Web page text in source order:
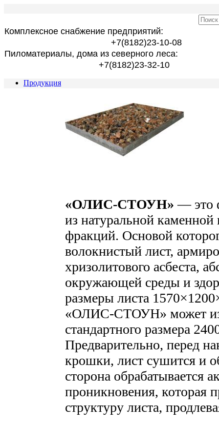
Комплексное снабжение предприятий:
+7(8182)23-10-08
Пиломатериалы, дома из северного леса:
+7(8182)23-32-10
Продукция
«ОЛИС-СТОУН» — это
из натуральной
фракций. Основой
волокнистый лист,
хризолитового асбеста,
окружающей среды и
размеры листа
«ОЛИС-СТОУН» может
стандартного размера
Предварительно, перед
крошки, лист сушится и
сторона обрабатывается
проникновения, которая
структуру листа,